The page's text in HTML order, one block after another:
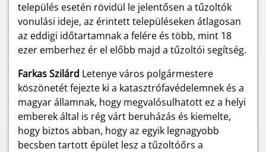
település esetén rövidül le jelentősen a tűzoltók
vonulási ideje, az érintett településeken átlagosan
az eddigi időtartamnak a felére és több, mint 18
ezer emberhez ér el előbb majd a tűzoltói segítség.
Farkas Szilárd Letenye város polgármestere
köszönetét fejezte ki a katasztrófavédelemnek és a
magyar államnak, hogy megvalósulhatott ez a helyi
emberek által is rég várt beruházás és kiemelte,
hogy biztos abban, hogy az egyik legnagyobb
becsben tartott épület lesz a tűzoltóőrs a